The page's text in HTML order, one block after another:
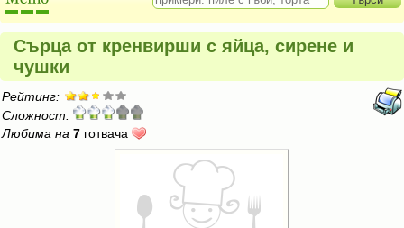
Сърца от кренвирши с яйца, сирене и
чушки
Рейтинг:
Сложност:
Любима на 7 готвача